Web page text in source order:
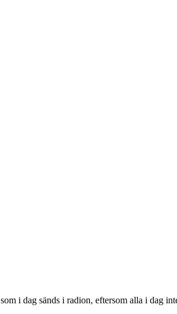
i dag sänds i radion, eftersom alla i dag